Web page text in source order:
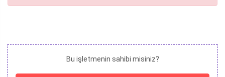
Bu işletmenin sahibi misiniz?